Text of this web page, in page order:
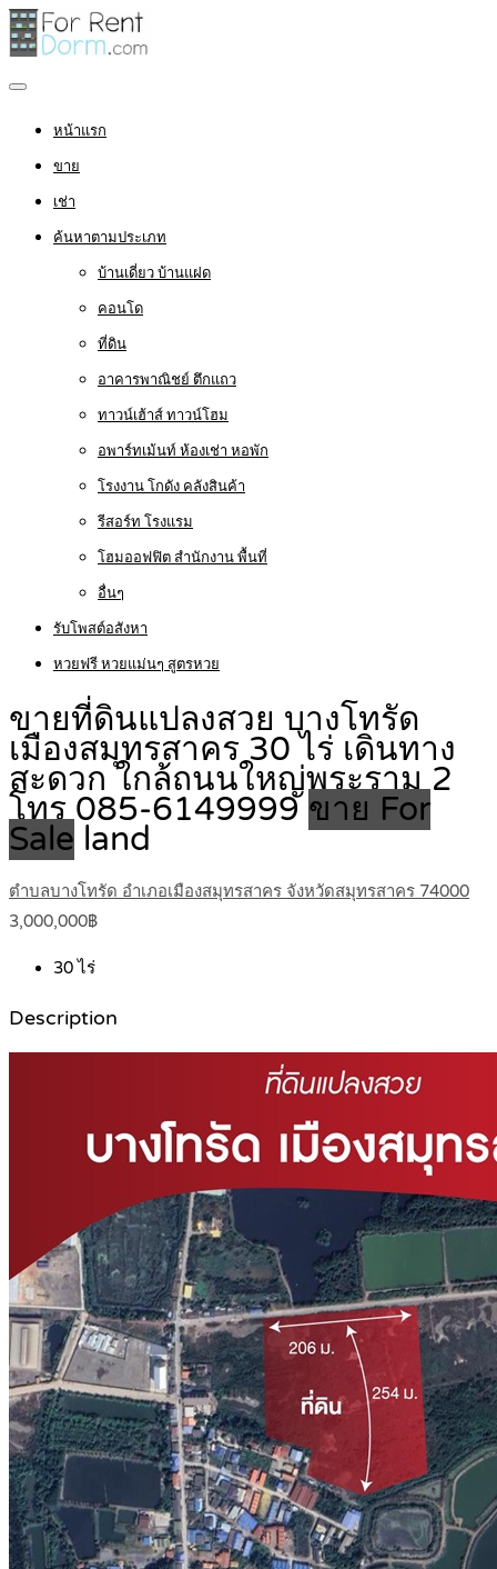
หน้าแรก
ขาย
เช่า
ค้นหาตามประเภท
บ้านเดี่ยว บ้านแฝด
คอนโด
ที่ดิน
อาคารพาณิชย์ ตึกแถว
ทาวน์เฮ้าส์ ทาวน์โฮม
อพาร์ทเม้นท์ ห้องเช่า หอพัก
โรงงาน โกดัง คลังสินค้า
รีสอร์ท โรงแรม
โฮมออฟฟิต สำนักงาน พื้นที่
อื่นๆ
รับโพสต์อสังหา
หวยฟรี หวยแม่นๆ สูตรหวย
ขายที่ดินแปลงสวย บางโทรัด
เมืองสมุทรสาคร 30 ไร่ เดินทาง
สะดวก ใกล้ถนนใหญ่พระราม 2
โทร 085-6149999ขาย For
Sale land
ตำบลบางโทรัด อำเภอเมืองสมุทรสาคร จังหวัดสมุทรสาคร 74000
3,000,000฿
30ไร่
Description